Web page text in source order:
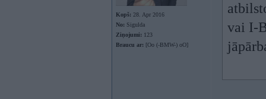
Kopš: 28. Apr 2016
No: Sigulda
Ziņojumi: 123
Braucu ar: [Oo (-BMW-) oO]
vai I-